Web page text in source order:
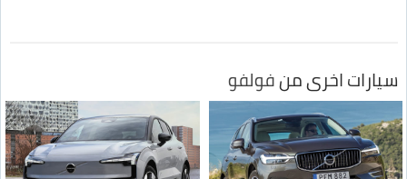
سيارات اخرى منفولفو